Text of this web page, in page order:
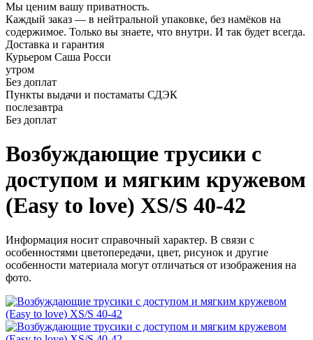
Мы ценим вашу приватность.
Каждый заказ — в нейтральной упаковке, без намёков на
содержимое. Только вы знаете, что внутри. И так будет всегда.
Доставка и гарантия
Курьером Саша Росси
утром
Без доплат
Пункты выдачи и постаматы СДЭК
послезавтра
Без доплат
Возбуждающие трусики с
доступом и мягким кружевом
(Easy to love) XS/S 40-42
Информация носит справочный характер. В связи с
особенностями цветопередачи, цвет, рисунок и другие
особенности материала могут отличаться от изображения на
фото.